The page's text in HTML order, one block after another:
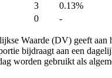
3
0.13%
0 -
Waarde (DV) geeft aan
bijdraagt aan een
worden gebruikt als